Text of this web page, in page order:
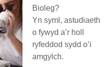
Bioleg?
Yn syml, astudiaeth
o fywyd a’r holl
ryfeddod sydd o’i
amgylch.